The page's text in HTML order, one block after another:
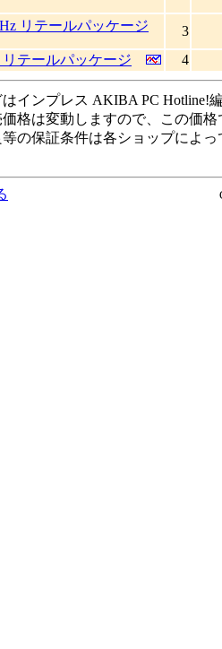
リテールパッケージ
3
リテールパッケージ 4
インプレス AKIBA PC Hotline!
格は変動しますので、この価
の保証条件は各ショップによ